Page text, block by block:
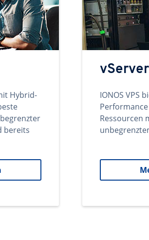
Hybrid-
bereits
vServer
IONOS VPS
Ressourcen